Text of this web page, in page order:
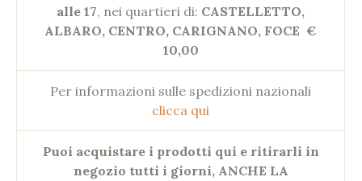
alle 17, nei quartieri di: CASTELLETTO,
ALBARO, CENTRO, CARIGNANO, FOCE €
10,00
Per informazioni sulle spedizioni nazionali
clicca qui
Puoi acquistare i prodotti qui e ritirarli in
negozio tutti i giorni, ANCHE LA